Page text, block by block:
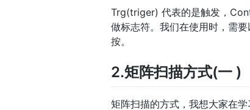
Trg(triger) 代表的是触发，
做标志符。我们在使用时，需
按。
2.矩阵扫描方式(一 )
矩阵扫描的方式，我想大家在